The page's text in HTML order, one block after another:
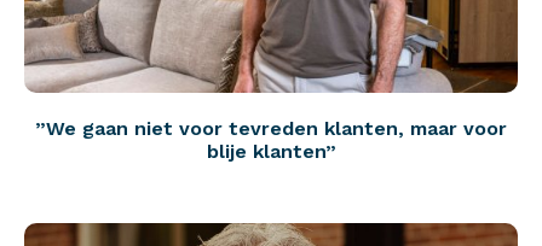
”We gaan niet voor tevreden klanten, maar voor
blije klanten”